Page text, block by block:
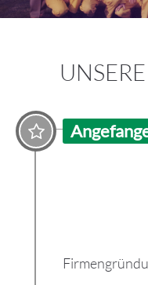
UNSERE